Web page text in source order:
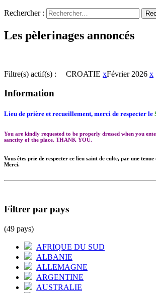
Rechercher :
Les pèlerinages annoncés
Filtre(s) actif(s) : CROATIE xFévrier 2026 x
Information
Lieu de prière et recueillement, merci de respecter le
You are kindly requested to be properly dressed when you
sanctity of the place. THANK YOU.
Vous êtes prie de respecter ce lieu saint de culte, par une
Merci.
Filtrer par pays
(49 pays)
AFRIQUE DU SUD
ALBANIE
ALLEMAGNE
ARGENTINE
AUSTRALIE